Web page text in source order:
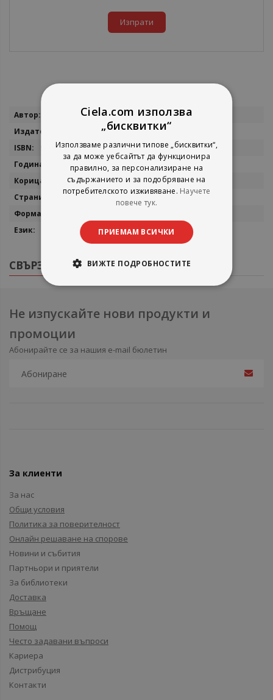
Изпрати
Повече
Муси Дачева
Светулка - 44
9543090343
2006
Меки корици
208
Бъпгарски
СВЪРЗАНИ ПРОДУКТИ
Не изпускайте нови продукти и
промоции
Абонирайте се за нашия e-mail бюлетин
За клиенти
За нас
Общи условия
Политика за поверителност
Онлайн решаване на спорове
Новини и събития
Партньори и приятели
За библиотеки
Доставка
Връщане
Помощ
Често задавани въпроси
Кариера
Дистрибуция
Контакти
Ciela.com използва
„бисквитки“
Използваме различни типове „бисквитки“,
за да може уебсайтът да функционира
правилно, за персонализиране на
съдържанието и за подобряване на
потребителското изживяване. Научете
повече тук.
ПРИЕМАМ ВСИЧКИ
ВИЖТЕ ПОДРОБНОСТИТЕ